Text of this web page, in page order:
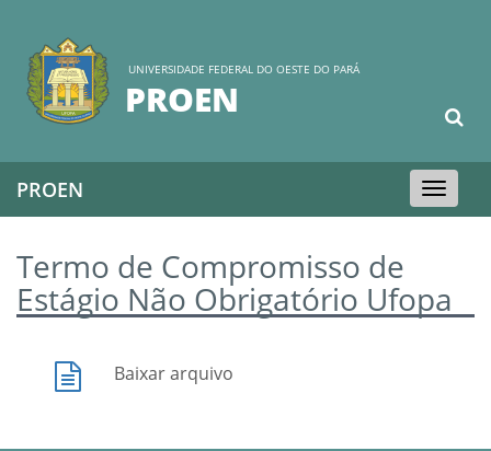
UNIVERSIDADE FEDERAL DO OESTE DO PARÁ
PROEN
Toggle
navigation
PROEN
Termo de Compromisso de
Estágio Não Obrigatório Ufopa
Baixar arquivo